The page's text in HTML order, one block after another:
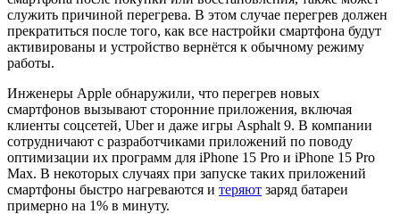
служить причиной перегрева. В этом случае перегрев должен
прекратиться после того, как все настройки смартфона будут
активированы и устройство вернётся к обычному режиму
работы.
Инженеры Apple обнаружили, что перегрев новых
смартфонов вызывают сторонние приложения, включая
клиенты соцсетей, Uber и даже игры Asphalt 9. В компании
сотрудничают с разработчиками приложений по поводу
оптимизации их программ для iPhone 15 Pro и iPhone 15 Pro
Max. В некоторых случаях при запуске таких приложений
смартфоны быстро нагреваются и теряют заряд батареи
примерно на 1% в минуту.